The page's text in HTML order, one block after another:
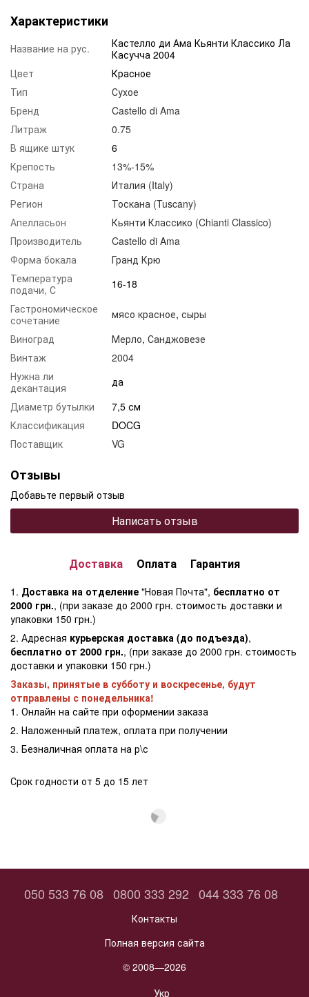
Характеристики
Название на рус.
Кастелло ди Ама Кьянти Классико Ла
Касучча 2004
Цвет
Красное
Тип
Сухое
Бренд
Castello di Ama
Литраж
0.75
В ящике штук
6
Крепость
13%-15%
Страна
Италия (Italy)
Регион
Тоскана (Tuscany)
Апелласьон
Кьянти Классико (Chianti Classico)
Производитель
Castello di Ama
Форма бокала
Гранд Крю
Температура
подачи, С
16-18
Гастрономическое
сочетание
мясо красное, сыры
Виноград
Мерло, Санджовезе
Винтаж
2004
Нужна ли
декантация
да
Диаметр бутылки
7,5 см
Классификация
DOCG
Поставщик
VG
Отзывы
Добавьте первый отзыв
Написать отзыв
Доставка Оплата Гарантия
1. Доставка на отделение "Новая Почта", бесплатно от
2000 грн., (при заказе до 2000 грн. стоимость доставки и
упаковки 150 грн.)
2. Адресная курьерская доставка (до подъезда),
бесплатно от 2000 грн., (при заказе до 2000 грн. стоимость
доставки и упаковки 150 грн.)
Заказы, принятые в субботу и воскресенье, будут
отправлены с понедельника!
1. Онлайн на сайте при оформении заказа
2. Наложенный платеж, оплата при получении
3. Безналичная оплата на р\с
Срок годности от 5 до 15 лет
050 533 76 08 0800 333 292 044 333 76 08
Контакты
Полная версия сайта
© 2008—2026
Укр